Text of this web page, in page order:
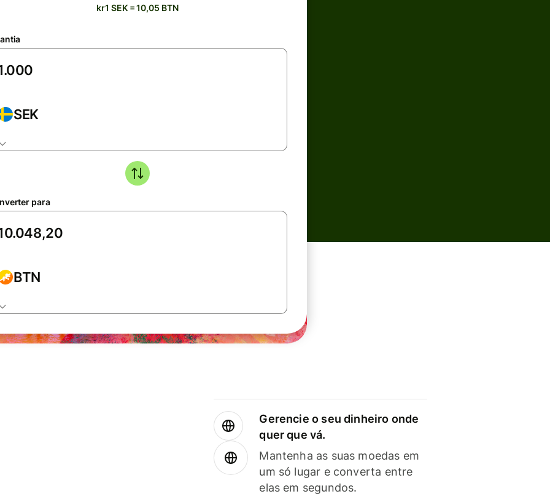
kr1 SEK = 10,05 BTN
SEK
para
BTN
Gerencie o seu dinheiro onde
quer que vá.
Mantenha as suas moedas em
um só lugar e converta entre
elas em segundos.